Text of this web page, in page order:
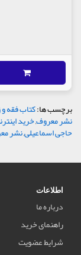
برچسب ها:کتاب فقه و
نشر معروف,خرید
حاجی اسماعیلی,نشر
اطلاعات
درباره ما
راهنمای خرید
شرایط عضویت